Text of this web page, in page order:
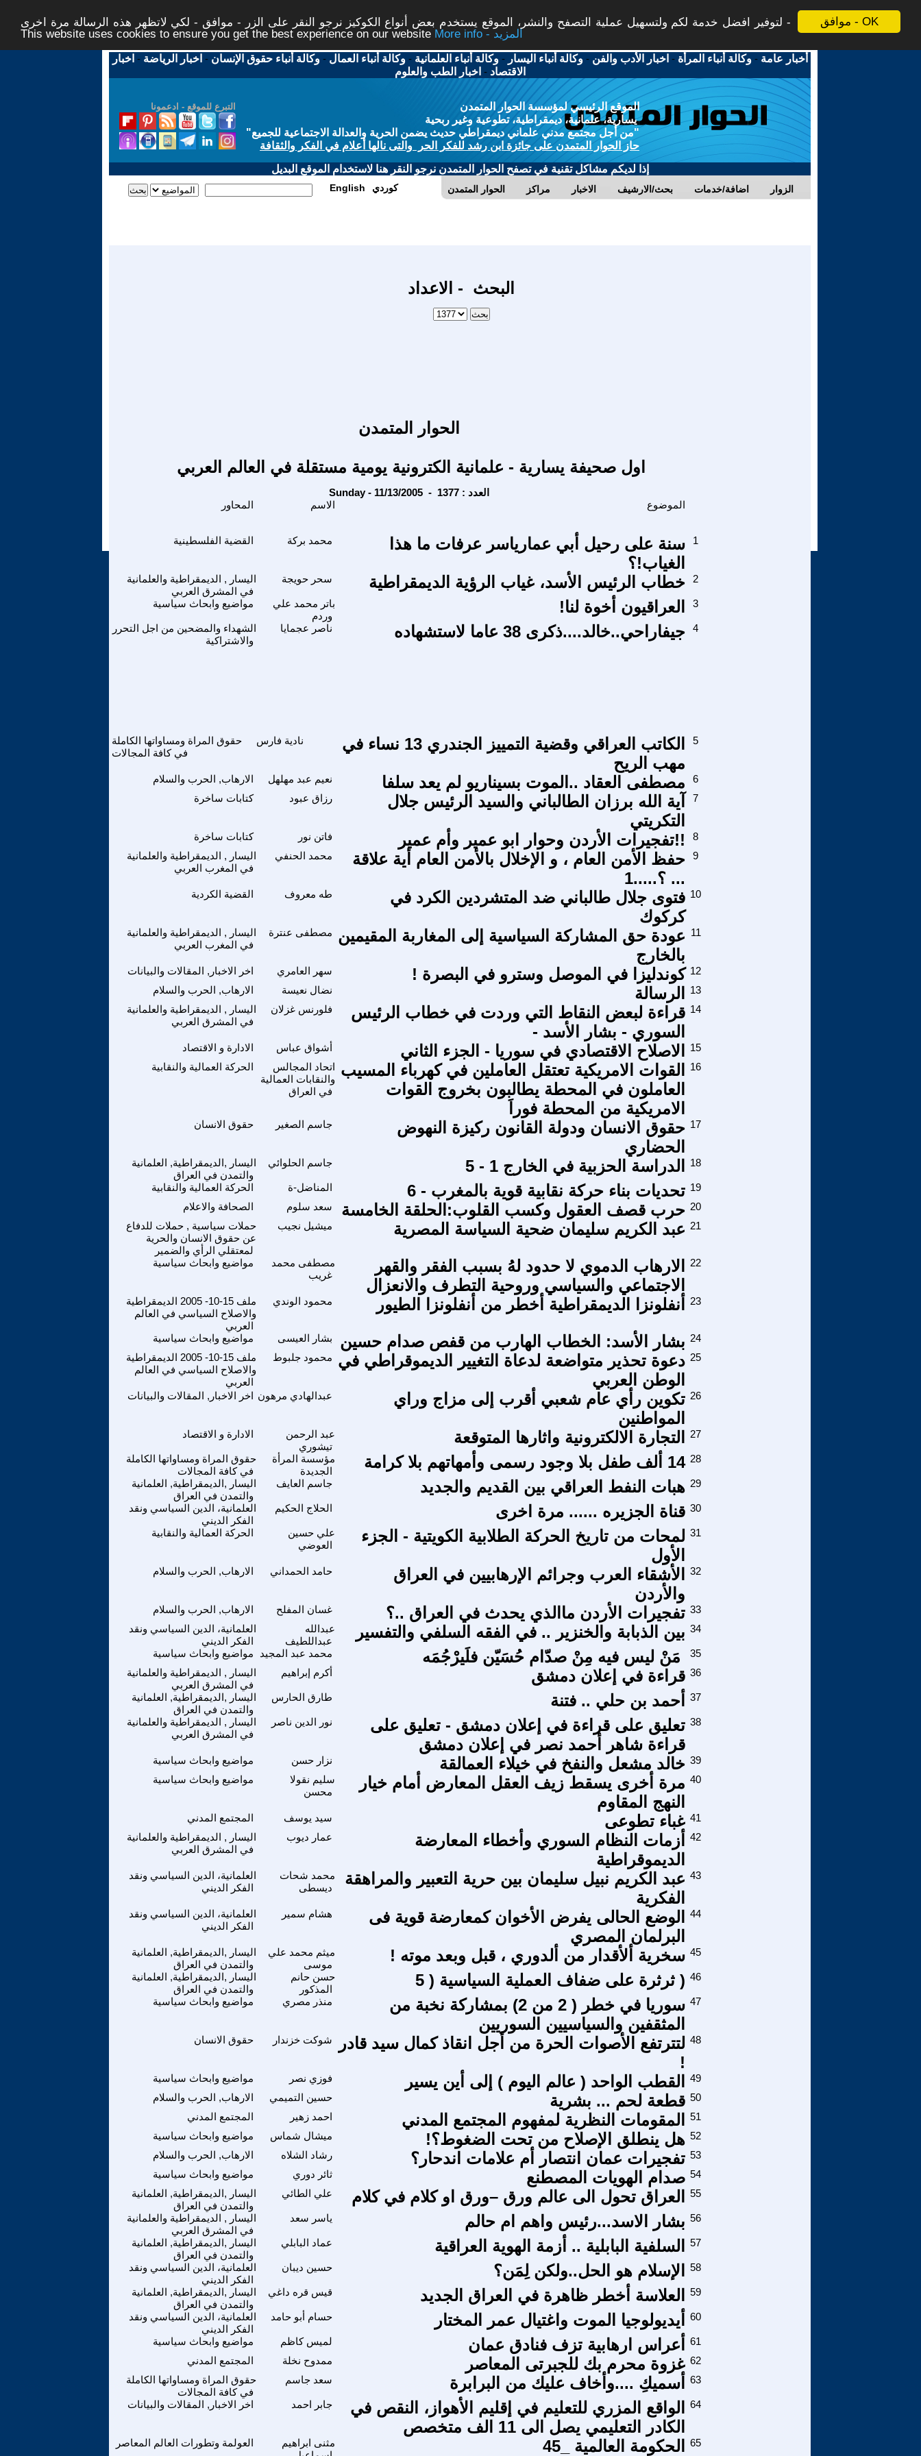
موافق - OK
لتوفير افضل خدمة لكم ولتسهيل عملية التصفح والنشر، الموقع يستخدم بعض أنواع الكوكيز نرجو النقر على الزر - موافق - لكي لاتظهر هذه الرسالة مرة اخرى -
This website uses cookies to ensure you get the best experience on our website
More info - المزيد
أخبار عامة -وكالة أنباء المرأة - اخبار الأدب والفن -وكالة أنباء اليسار -وكالة أنباء العلمانية -وكالة أنباء العمال -وكالة أنباء حقوق الإنسان - اخبار الرياضة - اخبار
الاقتصاد - اخبار الطب والعلوم
التبرع للموقع - ادعمونا
الموقع الرئيسي لمؤسسة الحوار المتمدن
يسارية، علمانية، ديمقراطية، تطوعية وغير ربحية
"من أجل مجتمع مدني علماني ديمقراطي حديث يضمن الحرية والعدالة الاجتماعية للجميع"
حاز الحوار المتمدن على جائزة ابن رشد للفكر الحر والتى نالها أعلام في الفكر والثقافة
إذا لديكم مشاكل تقنية في تصفح الحوار المتمدن نرجو النقر هنا لاستخدام الموقع البديل
الحوار المتمدن مراكز الاخبار بحث/الارشيف اضافة/خدمات الزوار English كوردي
البحث - الاعداد
الحوار المتمدن
اول صحيفة يسارية - علمانية الكترونية يومية مستقلة في العالم العربي
Sunday - 11/13/2005 - العدد : 1377
الاسم الموضوع
القضية الفلسطينية محمد بركة
سنة على رحيل أبي عمارياسر عرفات ما هذا
الغياب!؟
1
اليسار , الديمقراطية والعلمانية
في المشرق العربي
سحر حويجة خطاب الرئيس الأسد، غياب الرؤية الديمقراطية 2
مواضيع وابحاث سياسية
باتر محمد علي
وردم
العراقيون أخوة لنا! 3
الشهداء والمضحين من اجل التحرر
والاشتراكية
ناصر عجمايا جيفاراحي..خالد....ذكرى 38 عاما لاستشهاده 4
حقوق المراة ومساواتها الكاملة
في كافة المجالات
نادية فارس
الكاتب العراقي وقضية التمييز الجندري 13 نساء في
مهب الريح
5
الارهاب, الحرب والسلام نعيم عبد مهلهل مصطفى العقاد ..الموت بسيناريو لم يعد سلفا
6
كتابات ساخرة
رزاق عبود
آية الله برزان الطالباني والسيد الرئيس جلال
التكريتي
7
كتابات ساخرة فاتن نور !!تفجيرات الأردن وحوار ابو عمير وأم عمير
8
اليسار , الديمقراطية والعلمانية
في المغرب العربي
محمد الحنفي
حفظ الأمن العام ، و الإخلال بالأمن العام أية علاقة
... ؟.....1
9
القضية الكردية طه معروف
فتوى جلال طالباني ضد المتشردين الكرد في
كركوك
10
اليسار , الديمقراطية والعلمانية
في المغرب العربي
مصطفى عنترة عودة حق المشاركة السياسية إلى المغاربة المقيمين
بالخارج
11
اخر الاخبار, المقالات والبيانات سهر العامري كوندليزا في الموصل وسترو في البصرة ! 12
الارهاب, الحرب والسلام
نضال نعيسة الرسالة
13
اليسار , الديمقراطية والعلمانية
في المشرق العربي
فلورنس غزلان
قراءة لبعض النقاط التي وردت في خطاب الرئيس
السوري - بشار الأسد -
14
الادارة و الاقتصاد أشواق عباس الاصلاح الاقتصادي في سوريا - الجزء الثاني
15
الحركة العمالية والنقابية
اتحاد المجالس
والنقابات العمالية
في العراق
القوات الامريكية تعتقل العاملين في كهرباء المسيب
العاملون في المحطة يطالبون بخروج القوات
الامريكية من المحطة فوراَ
16
حقوق الانسان جاسم الصغير
حقوق الانسان ودولة القانون ركيزة النهوض
الحضاري
17
اليسار ,الديمقراطية, العلمانية
والتمدن في العراق
جاسم الحلوائي الدراسة الحزبية في الخارج 1 - 5 18
الحركة العمالية والنقابية المناضل-ة تحديات بناء حركة نقابية قوية بالمغرب - 6 19
الصحافة والاعلام
سعد سلوم حرب قصف العقول وكسب القلوب:الحلقة الخامسة 20
حملات سياسية , حملات للدفاع
عن حقوق الانسان والحرية
لمعتقلي الرأي والضمير
ميشيل نجيب عبد الكريم سليمان ضحية السياسة المصرية 21
مواضيع وابحاث سياسية
مصطفى محمد
غريب
الارهاب الدموي لا حدود لهُ بسبب الفقر والقهر
الاجتماعي والسياسي وروحية التطرف والانعزال
22
ملف 15-10- 2005 الديمقراطية
والاصلاح السياسي في العالم
العربي
محمود الوندي أنفلونزا الديمقراطية أخطر من أنفلونزا الطيور 23
مواضيع وابحاث سياسية بشار العيسى بشار الأسد: الخطاب الهارب من قفص صدام حسين 24
ملف 15-10- 2005 الديمقراطية
والاصلاح السياسي في العالم
العربي
محمود جلبوط دعوة تحذير متواضعة لدعاة التغيير الديموقراطي في
الوطن العربي
25
اخر الاخبار, المقالات والبيانات عبدالهادي مرهون
تكوين رأي عام شعبي أقرب إلى مزاج وراي
المواطنين
26
الادارة و الاقتصاد
عبد الرحمن
تيشوري
التجارة الالكترونية واثارها المتوقعة 27
حقوق المراة ومساواتها الكاملة
في كافة المجالات
مؤسسة المرأة
الجديدة
14 ألف طفل بلا وجود رسمى وأمهاتهم بلا كرامة 28
اليسار ,الديمقراطية, العلمانية
والتمدن في العراق
جاسم العايف هبات النفط العراقي بين القديم والجديد 29
العلمانية، الدين السياسي ونقد
الفكر الديني
الحلاج الحكيم قناة الجزيره ...... مرة اخرى 30
الحركة العمالية والنقابية
علي حسين
العوضي
لمحات من تاريخ الحركة الطلابية الكويتية - الجزء
الأول
31
الارهاب, الحرب والسلام حامد الحمداني
الأشقاء العرب وجرائم الإرهابيين في العراق
والأردن
32
الارهاب, الحرب والسلام غسان المفلح تفجيرات الأردن ماالذي يحدث في العراق ..؟ 33
العلمانية، الدين السياسي ونقد
الفكر الديني
عبدالله
عبداللطيف
بين الذبابة والخنزير .. في الفقه السلفي والتفسير 34
مواضيع وابحاث سياسية محمد عبد المجيد مَنْ ليس فيه مِنْ صدّام حُسَيّن فلَيرْجُمَه
35
اليسار , الديمقراطية والعلمانية
في المشرق العربي
أكرم إبراهيم قراءة في إعلان دمشق 36
اليسار ,الديمقراطية, العلمانية
والتمدن في العراق
طارق الحارس أحمد بن حلي .. فتنة 37
اليسار , الديمقراطية والعلمانية
في المشرق العربي
نور الدين ناصر
تعليق على قراءة في إعلان دمشق - تعليق على
قراءة شاهر أحمد نصر في إعلان دمشق
38
مواضيع وابحاث سياسية نزار حسن خالد مشعل والنفخ في خيلاء العمالقة 39
مواضيع وابحاث سياسية
سليم نقولا
محسن
مرة أخرى يسقط زيف العقل المعارض أمام خيار
النهج المقاوم
40
المجتمع المدني سيد يوسف غباء تطوعى 41
اليسار , الديمقراطية والعلمانية
في المشرق العربي
عمار ديوب
أزمات النظام السوري وأخطاء المعارضة
الديموقراطية
42
العلمانية، الدين السياسي ونقد
الفكر الديني
محمد شحات
ديسطى
عبد الكريم نبيل سليمان بين حرية التعبير والمراهقة
الفكرية
43
العلمانية، الدين السياسي ونقد
الفكر الديني
هشام سمير
الوضع الحالى يفرض الأخوان كمعارضة قوية فى
البرلمان المصري
44
اليسار ,الديمقراطية, العلمانية
والتمدن في العراق
ميثم محمد علي
موسى
سخرية ألأقدار من ألدوري ، قبل وبعد موته ! 45
اليسار ,الديمقراطية, العلمانية
والتمدن في العراق
حسن حانم
المذكور
( ثرثرة على ضفاف العملية السياسية ( 5 46
مواضيع وابحاث سياسية منذر مصري
سوريا في خطر ( 2 من 2) بمشاركة نخبة من
المثقفين والسياسيين السوريين
47
حقوق الانسان شوكت خزندار
لتترتفع الأصوات الحرة من أجل انقاذ كمال سيد قادر
!
48
مواضيع وابحاث سياسية فوزي نصر القطب الواحد ( عالم اليوم ) إلى أين يسير
49
الارهاب, الحرب والسلام
حسين التميمي قطعة لحم ... بشرية 50
المجتمع المدني
احمد زهير المقومات النظرية لمفهوم المجتمع المدني
51
مواضيع وابحاث سياسية
ميشال شماس هل ينطلق الإصلاح من تحت الضغوط؟! 52
الارهاب, الحرب والسلام
رشاد الشلاه تفجيرات عمان انتصار أم علامات اندحار؟ 53
مواضيع وابحاث سياسية
ثائر دوري صدام الهويات المصطنع 54
اليسار ,الديمقراطية, العلمانية
والتمدن في العراق
علي الطائي العراق تحول الى عالم ورق –ورق او كلام في كلام 55
اليسار , الديمقراطية والعلمانية
في المشرق العربي
ياسر سعد بشار الاسد...رئيس واهم ام حالم 56
اليسار ,الديمقراطية, العلمانية
والتمدن في العراق
عماد البابلي السلفية البابلية .. أزمة الهوية العراقية 57
العلمانية، الدين السياسي ونقد
الفكر الديني
حسين ديبان الإسلام هو الحل..ولكن لِمَن؟ 58
اليسار ,الديمقراطية, العلمانية
والتمدن في العراق
قيس قره داغي العلاسة أخطر ظاهرة في العراق الجديد 59
العلمانية، الدين السياسي ونقد
الفكر الديني
حسام أبو حامد أيديولوجيا الموت واغتيال عمر المختار 60
مواضيع وابحاث سياسية لميس كاظم أعراس ارهابية تزف فنادق عمان
61
المجتمع المدني
ممدوح نخلة غزوة محرم بك للجبرتى المعاصر 62
حقوق المراة ومساواتها الكاملة
في كافة المجالات
سعد جاسم أسميكِ ....وأخاف عليك من البرابرة 63
اخر الاخبار, المقالات والبيانات جابر احمد
الواقع المزري للتعليم في إقليم الأهواز، النقص في
الكادر التعليمي يصل الى 11 الف متخصص
64
العولمة وتطورات العالم المعاصر
مثنى ابراهيم
الحكومة العالمية _45 65